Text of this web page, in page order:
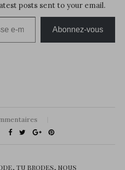
posts sent to your email.
Abonnez-vous
tu brodes, nous